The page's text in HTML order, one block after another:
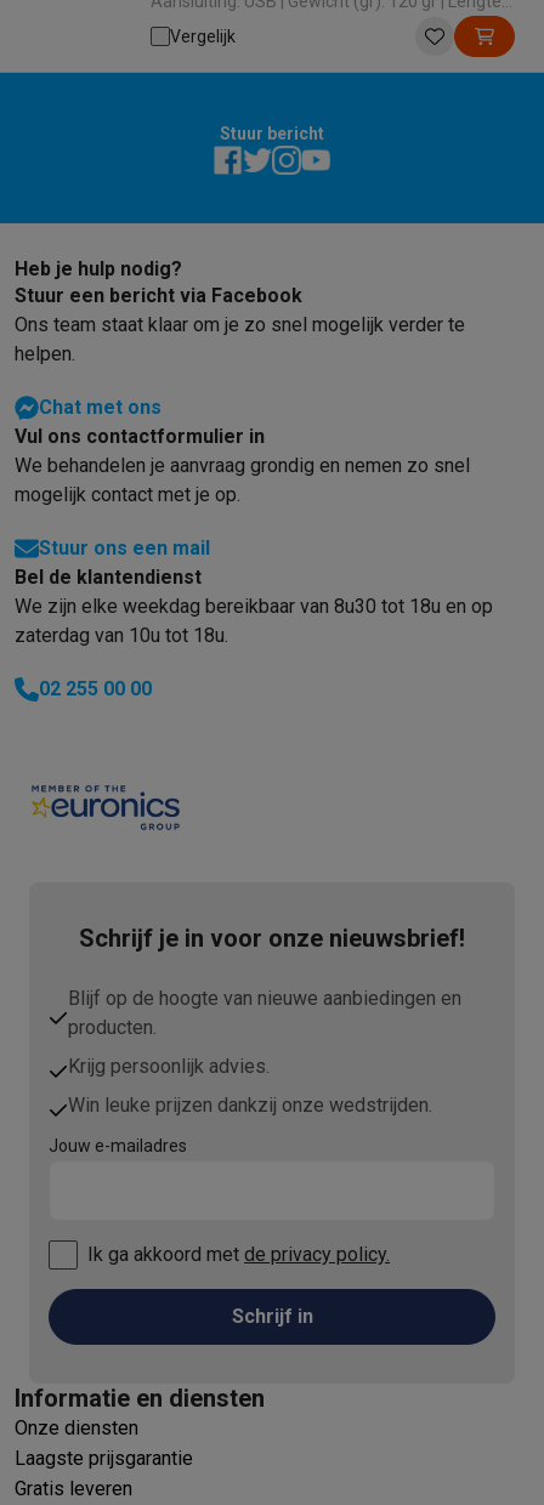
kabel (m): 2.4 m
Vergelijk
Stuur bericht
Heb je hulp nodig?
Stuur een bericht via Facebook
Ons team staat klaar om je zo snel mogelijk verder te
helpen.
Chat met ons
Vul ons contactformulier in
We behandelen je aanvraag grondig en nemen zo snel
mogelijk contact met je op.
Stuur ons een mail
Bel de klantendienst
We zijn elke weekdag bereikbaar van 8u30 tot 18u en op
zaterdag van 10u tot 18u.
02 255 00 00
Schrijf je in voor onze nieuwsbrief!
Blijf op de hoogte van nieuwe aanbiedingen en
producten.
Krijg persoonlijk advies.
Win leuke prijzen dankzij onze wedstrijden.
Jouw e-mailadres
Ik ga akkoord met de privacy policy.
Schrijf in
Informatie en diensten
Onze diensten
Laagste prijsgarantie
Gratis leveren